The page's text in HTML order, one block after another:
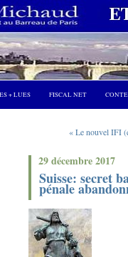
+ LUES FISCAL NET
« Le nouvel IFI
29 décembre 2017
Suisse: secret
pénale